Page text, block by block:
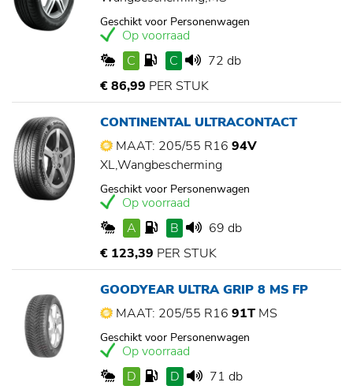
Geschikt voor Personenwagen
Op voorraad
C
C
72 db
€ 86,99 PER STUK
CONTINENTAL ULTRACONTACT
MAAT: 205/55 R16 94V
XL,Wangbescherming
Geschikt voor Personenwagen
Op voorraad
A
B
69 db
€ 123,39 PER STUK
GOODYEAR ULTRA GRIP 8 MS FP
MAAT: 205/55 R16 91T MS
Geschikt voor Personenwagen
Op voorraad
D
D
71 db